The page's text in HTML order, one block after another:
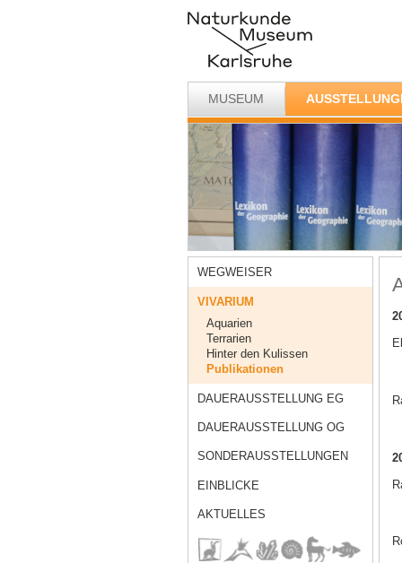
MUSEUM
WEGWEISER
VIVARIUM
Aquarien
Terrarien
Hinter den Kulissen
Publikationen
DAUERAUSSTELLUNG EG
DAUERAUSSTELLUNG OG
SONDERAUSSTELLUNGEN
EINBLICKE
AKTUELLES